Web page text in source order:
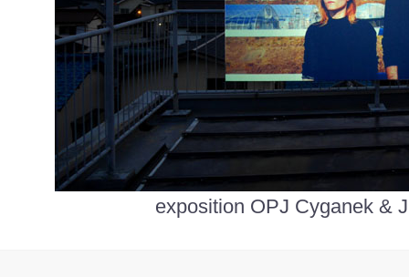
exposition OPJ Cyganek &